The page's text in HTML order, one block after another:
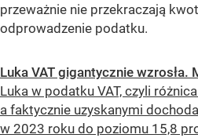
przeważnie nie przekraczają
odprowadzenie podatku.
Luka VAT gigantycznie wzrosła.
Luka w podatku VAT, czyli
a faktycznie uzyskanymi
w 2023 roku do poziomu 15,8